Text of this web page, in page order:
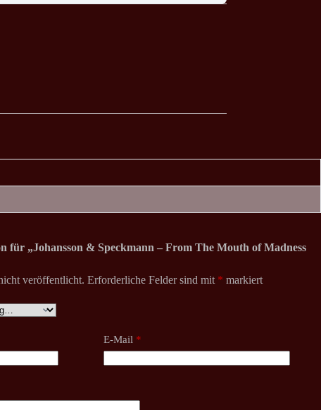
für „Johansson & Speckmann – From The Mouth of Madness
veröffentlicht. Erforderliche Felder sind mit * markiert
E-Mail *